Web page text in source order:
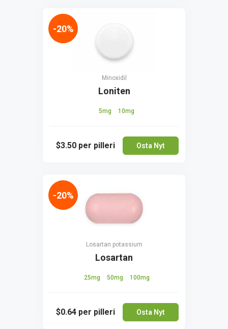
Minoxidil
Loniten
5mg 10mg
$3.50 per pilleri Osta Nyt
-20%
Losartan potassium
Losartan
25mg 50mg 100mg
$0.64 per pilleri Osta Nyt
-20%